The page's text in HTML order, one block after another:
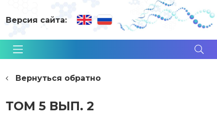
Версия сайта:
Вернуться обратно
ТОМ 5 ВЫП. 2